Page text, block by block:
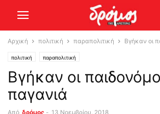
Αρχική πολιτική παραπολιτική Βγήκαν οι
πολιτική παραπολιτική
Βγήκαν οι
παγανιά
Από δρόμος - 13 Νοεμβρίου, 2018